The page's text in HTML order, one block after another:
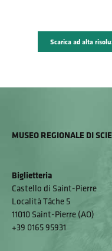
Scarica ad alta
MUSEO REGIONALE DI
Biglietteria
Castello di Saint-Pierre
Località Tâche 5
11010 Saint-Pierre (AO)
+39 0165 95931